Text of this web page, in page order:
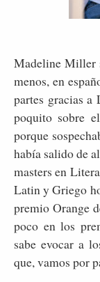
Madeline Miller
menos, en
partes gracias
poquito sobre
porque
había salido de
masters en
Latin y Griego
premio Orange
poco en los
sabe evocar a
que, vamos por